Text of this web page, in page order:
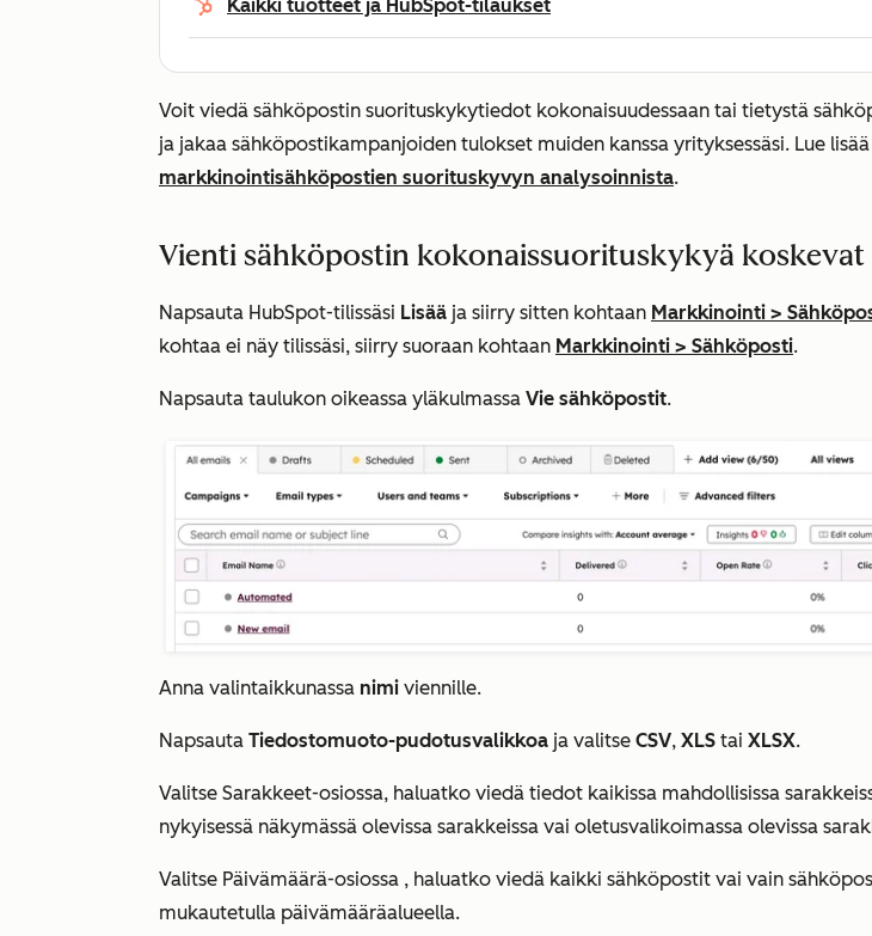
Kaikki tuotteet ja HubSpot-tilaukset
Voit viedä sähköpostin suorituskykytiedot kokonaisuudessaan tai tietystä
ja jakaa sähköpostikampanjoiden tulokset muiden kanssa yrityksessäsi. Lue lisää
markkinointisähköpostien suorituskyvyn analysoinnista.
Vienti sähköpostin kokonaissuorituskykyä
Napsauta HubSpot-tilissäsi Lisää ja siirry sitten kohtaan Markkinointi >
kohtaa ei näy tilissäsi, siirry suoraan kohtaan Markkinointi > Sähköposti.
Napsauta taulukon oikeassa yläkulmassa Vie sähköpostit.
Anna valintaikkunassa nimi viennille.
Napsauta Tiedostomuoto-pudotusvalikkoa ja valitse CSV, XLS tai XLSX.
Valitse Sarakkeet-osiossa, haluatko viedä tiedot kaikissa mahdollisissa
nykyisessä näkymässä olevissa sarakkeissa vai oletusvalikoimassa olevissa
Valitse Päivämäärä-osiossa , haluatko viedä kaikki sähköpostit vai vain
mukautetulla päivämääräalueella.